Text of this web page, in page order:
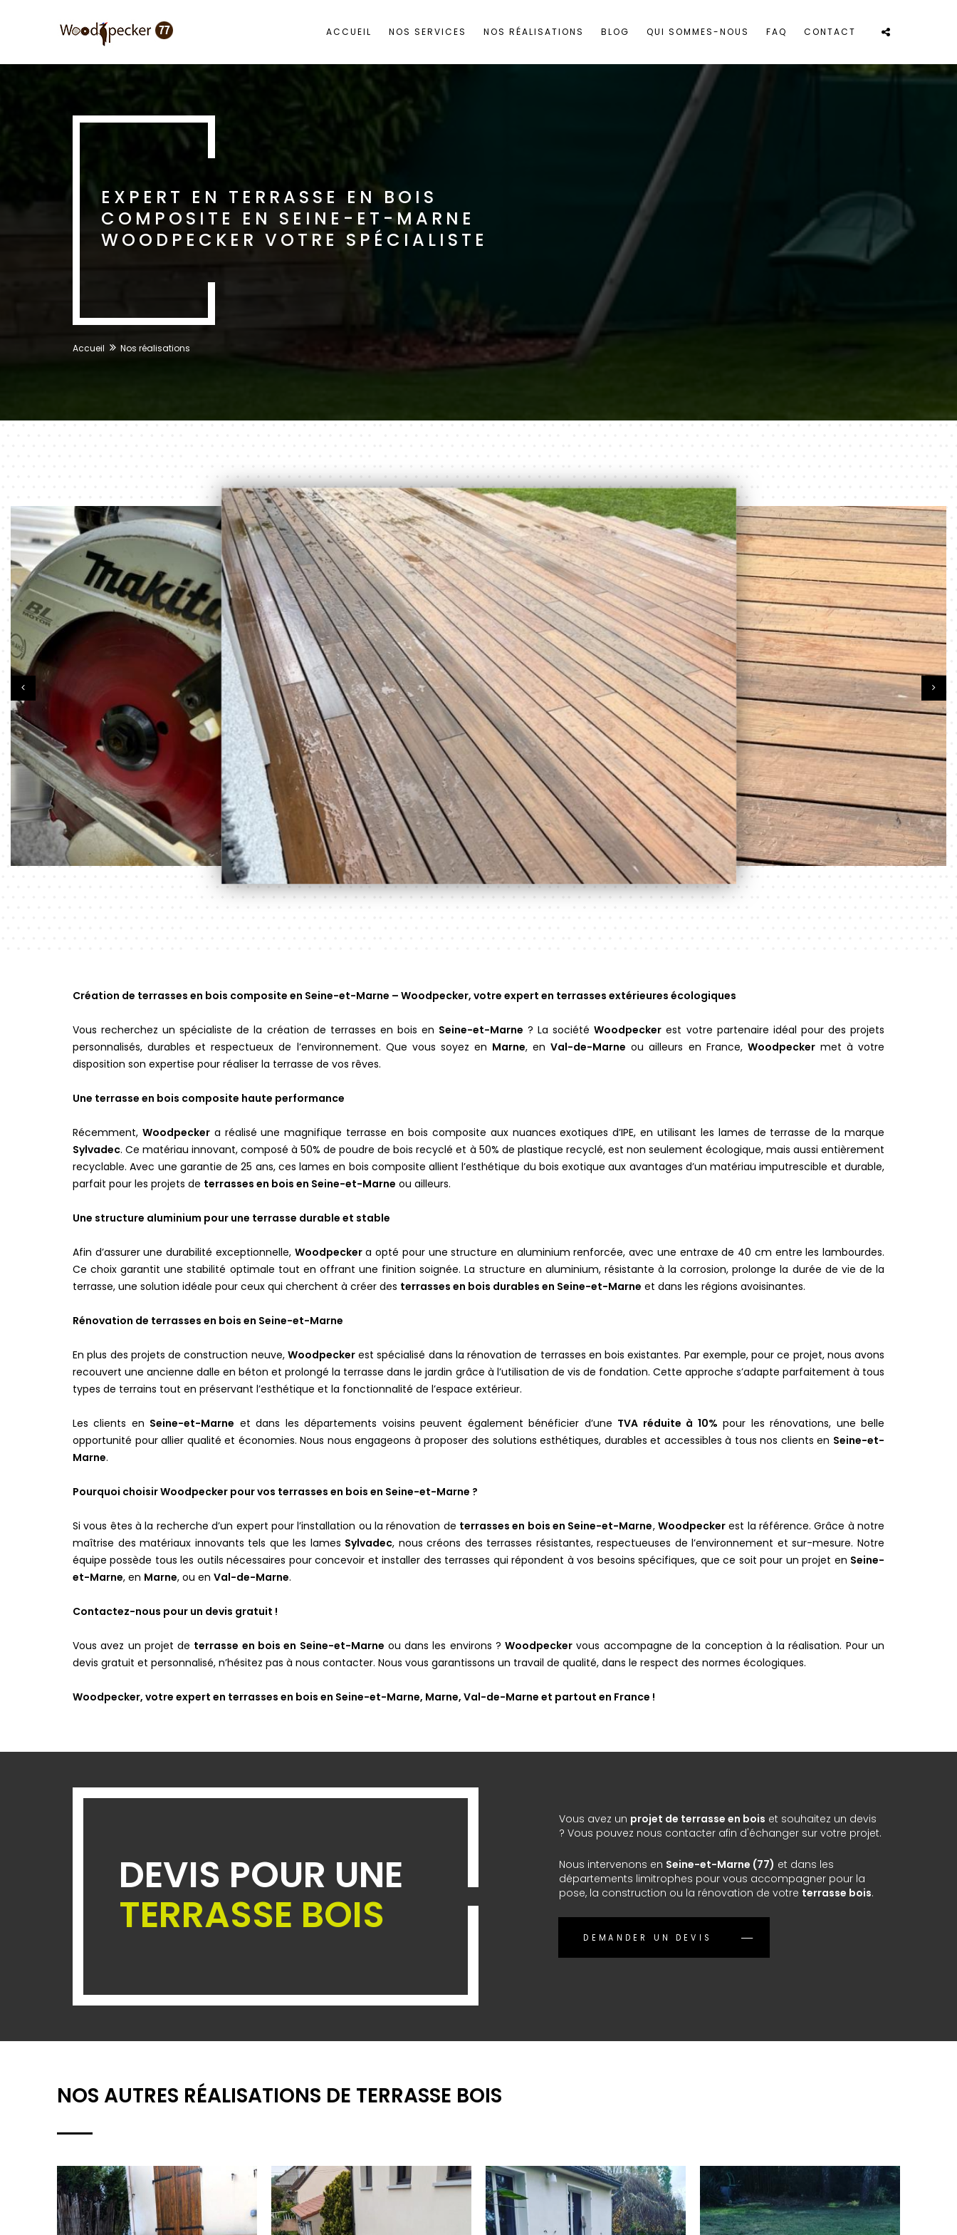
ACCUEIL NOS SERVICES NOS RÉALISATIONS BLOG QUI SOMMES-NOUS FAQ CONTACT
EXPERT EN TERRASSE EN BOIS
COMPOSITE EN SEINE-ET-MARNE
WOODPECKER VOTRE SPÉCIALISTE
Accueil Nos réalisations
Création de terrasses en bois composite en Seine-et-Marne – Woodpecker, votre expert en terrasses extérieures écologiques
Vous recherchez un spécialiste de la création de terrasses en bois en Seine-et-Marne ? La sociétéWoodpecker est votre partenaire idéal pour des projets
personnalisés, durables et respectueux de l’environnement. Que vous soyez en Marne, enVal-de-Marne ou ailleurs en France, Woodpeckermet à votre
disposition son expertise pour réaliser la terrasse de vos rêves.
Une terrasse en bois composite haute performance
Récemment, Woodpeckera réalisé une magnifique terrasse en bois composite aux nuances exotiques d’IPE, en utilisant les lames de terrasse de la marque
Sylvadec. Ce matériau innovant, composé à 50% de poudre de bois recyclé et à 50% de plastique recyclé, est non seulement écologique, mais aussi entièrement
recyclable. Avec une garantie de 25 ans, ces lames en bois composite allient l’esthétique du bois exotique aux avantages d’un matériau imputrescible et durable,
parfait pour les projets de terrasses en bois en Seine-et-Marne ou ailleurs.
Une structure aluminium pour une terrasse durable et stable
Afin d’assurer une durabilité exceptionnelle, Woodpeckera opté pour une structure en aluminium renforcée, avec une entraxe de 40 cm entre les lambourdes.
Ce choix garantit une stabilité optimale tout en offrant une finition soignée. La structure en aluminium, résistante à la corrosion, prolonge la durée de vie de la
terrasse, une solution idéale pour ceux qui cherchent à créer des terrasses en bois durables en Seine-et-Marne et dans les régions avoisinantes.
Rénovation de terrasses en bois en Seine-et-Marne
En plus des projets de construction neuve, Woodpeckerest spécialisé dans la rénovation de terrasses en bois existantes. Par exemple, pour ce projet, nous avons
recouvert une ancienne dalle en béton et prolongé la terrasse dans le jardin grâce à l’utilisation de vis de fondation. Cette approche s’adapte parfaitement à tous
types de terrains tout en préservant l’esthétique et la fonctionnalité de l’espace extérieur.
Les clients en Seine-et-Marne et dans les départements voisins peuvent également bénéficier d’une TVA réduite à 10% pour les rénovations, une belle
opportunité pour allier qualité et économies. Nous nous engageons à proposer des solutions esthétiques, durables et accessibles à tous nos clients en Seine-et-
Marne.
Pourquoi choisir Woodpecker pour vos terrasses en bois en Seine-et-Marne ?
Si vous êtes à la recherche d’un expert pour l’installation ou la rénovation de terrasses en bois en Seine-et-Marne, Woodpeckerest la référence. Grâce à notre
maîtrise des matériaux innovants tels que les lames Sylvadec, nous créons des terrasses résistantes, respectueuses de l’environnement et sur-mesure. Notre
équipe possède tous les outils nécessaires pour concevoir et installer des terrasses qui répondent à vos besoins spécifiques, que ce soit pour un projet en Seine-
et-Marne, en Marne, ou en Val-de-Marne.
Contactez-nous pour un devis gratuit !
Vous avez un projet de terrasse en bois en Seine-et-Marne ou dans les environs ?Woodpecker vous accompagne de la conception à la réalisation. Pour un
devis gratuit et personnalisé, n’hésitez pas à nous contacter. Nous vous garantissons un travail de qualité, dans le respect des normes écologiques.
Woodpecker, votre expert en terrasses en bois en Seine-et-Marne, Marne, Val-de-Marne et partout en France !
DEVIS POUR UNE
TERRASSE BOIS
Vous avez un projet de terrasse en bois et souhaitez un devis
? Vous pouvez nous contacter afin d'échanger sur votre projet.
Nous intervenons en Seine-et-Marne (77) et dans les
départements limitrophes pour vous accompagner pour la
pose, la construction ou la rénovation de votre terrasse bois.
DEMANDER UN DEVIS
NOS AUTRES RÉALISATIONS DE TERRASSE BOIS
RÉALISATION
TERRASSE
TERRASSE EN
TERRASSE EN